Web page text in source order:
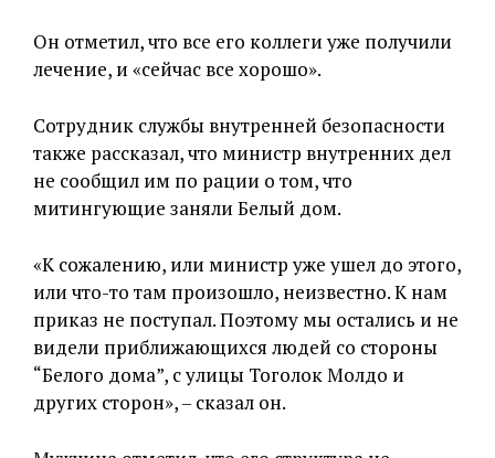
Он отметил, что все его коллеги уже получили
лечение, и «сейчас все хорошо».
Сотрудник службы внутренней безопасности
также рассказал, что министр внутренних дел
не сообщил им по рации о том, что
митингующие заняли Белый дом.
«К сожалению, или министр уже ушел до этого,
или что-то там произошло, неизвестно. К нам
приказ не поступал. Поэтому мы остались и не
видели приближающихся людей со стороны
“Белого дома”, с улицы Тоголок Молдо и
других сторон», – сказал он.